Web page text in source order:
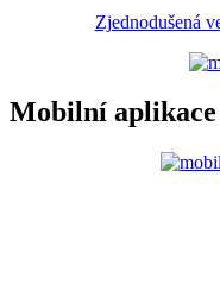
Zjednodušená
Mobilní aplikace